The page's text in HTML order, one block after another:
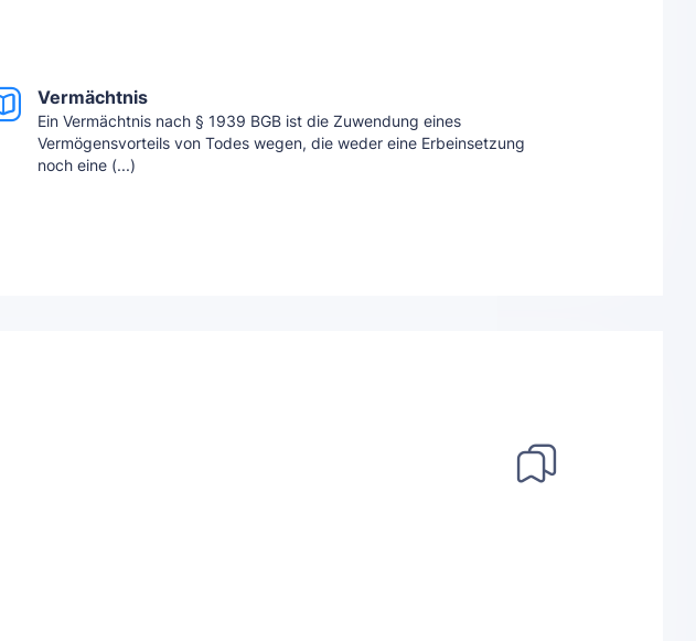
Vermächtnis
Ein Vermächtnis nach § 1939 BGB ist die Zuwendung eines
Vermögensvorteils von Todes wegen, die weder eine Erbeinsetzung
noch eine (...)